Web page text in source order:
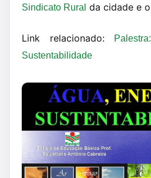
Sindicato Rural da cidade e o
Link relacionado:
Sustentabilidade